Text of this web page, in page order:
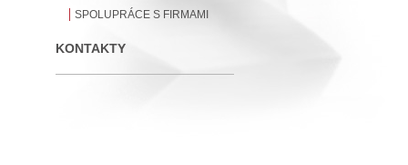
SPOLUPRÁCE S FIRMAMI
KONTAKTY